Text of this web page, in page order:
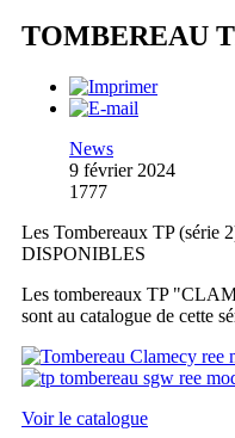
TOMBEREAU
News
9 février 2024
1777
Les Tombereaux TP (série
DISPONIBLES
Les tombereaux TP
sont au catalogue de cette
Voir le catalogue